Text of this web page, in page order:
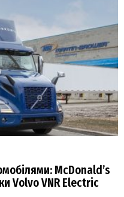
McDonald’s
Volvo VNR Electric